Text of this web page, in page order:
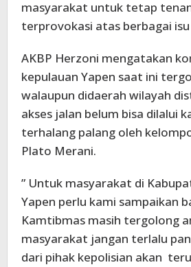
masyarakat untuk tetap
terprovokasi atas berbagai
AKBP Herzoni mengatakan
kepulauan Yapen saat ini
walaupun didaerah wilayah
akses jalan belum bisa dilalui
terhalang palang oleh
Plato Merani.
” Untuk masyarakat di
Yapen perlu kami sampaikan
Kamtibmas masih tergolong
masyarakat jangan terlalu
dari pihak kepolisian akan